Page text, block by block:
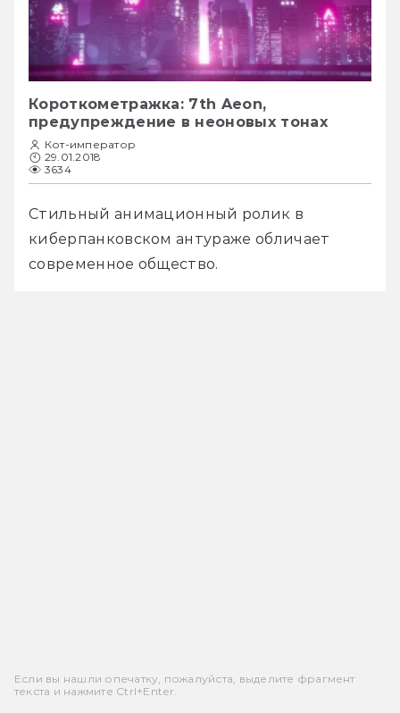
Короткометражка: 7th Aeon,
предупреждение в неоновых тонах
Кот-император
29.01.2018
3634
Стильный анимационный ролик в
киберпанковском антураже обличает
современное общество.
Если вы нашли опечатку, пожалуйста, выделите фрагмент
текста и нажмите Ctrl+Enter.